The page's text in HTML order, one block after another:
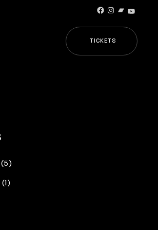
Facebook
Instagram
Bandcamp
TICKETS
(5)